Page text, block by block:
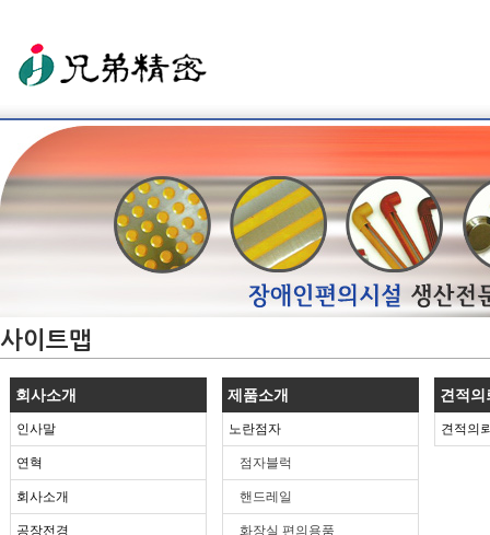
사이트맵
회사소개
인사말
연혁
회사소개
공장전경
제품소개
노란점자
점자블럭
핸드레일
화장실 편의용품
견적의
견적의